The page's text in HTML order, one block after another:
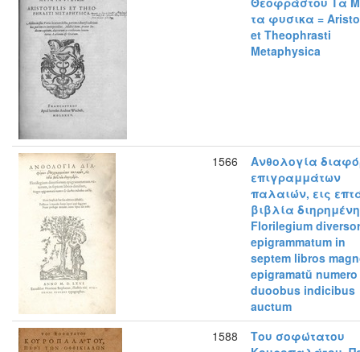
τα φυσικα =
et Theophrasti
Metaphysica
1566
Ανθολογία
επιγραμμάτων
παλαιών, εις
βιβλία
Florilegium
epigrammatum in
septem libros
epigramatŭ
duoobus indicibus
auctum
1588
Του σοφώτατου